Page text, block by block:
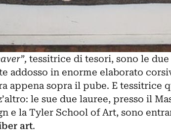
tessitrice di tesori, sono le
addosso in enorme elaborato
appena sopra il pube. E tessitrice
le sue due lauree, presso il
e la Tyler School of Art, sono
art.